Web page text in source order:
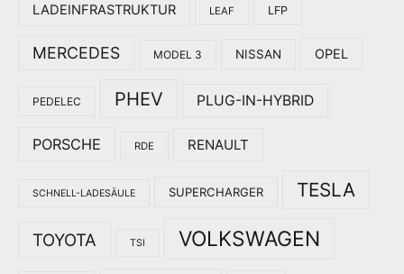
LADEINFRASTRUKTUR LEAF LFP
MERCEDES MODEL 3 NISSAN OPEL
PEDELEC PHEV PLUG-IN-HYBRID
PORSCHE RDE RENAULT
SCHNELL-LADESÄULE SUPERCHARGER TESLA
TOYOTA TSI VOLKSWAGEN